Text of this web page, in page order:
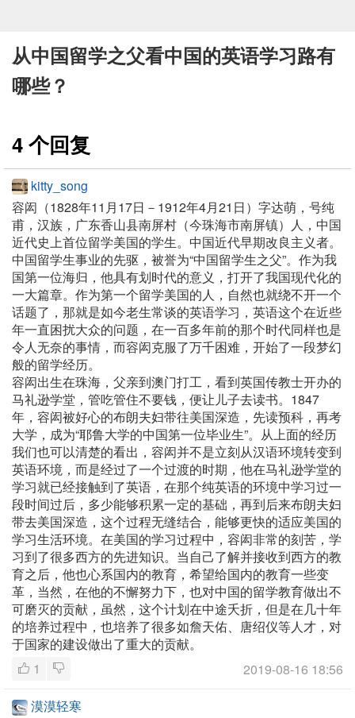
从中国留学之父看中国的英语学习路有
哪些？
4 个回复
kitty_song
容闳（1828年11月17日－1912年4月21日）字达萌，号纯
甫，汉族，广东香山县南屏村（今珠海市南屏镇）人，中国
近代史上首位留学美国的学生。中国近代早期改良主义者。
中国留学生事业的先驱，被誉为“中国留学生之父”。作为我
国第一位海归，他具有划时代的意义，打开了我国现代化的
一大篇章。作为第一个留学美国的人，自然也就绕不开一个
话题了，那就是如今老生常谈的英语学习，英语这个在近些
年一直困扰大众的问题，在一百多年前的那个时代同样也是
令人无奈的事情，而容闳克服了万千困难，开始了一段梦幻
般的留学经历。
容闳出生在珠海，父亲到澳门打工，看到英国传教士开办的
马礼逊学堂，管吃管住不要钱，便让儿子去读书。1847
年，容闳被好心的布朗夫妇带往美国深造，先读预科，再考
大学，成为“耶鲁大学的中国第一位毕业生”。从上面的经历
我们也可以清楚的看出，容闳并不是立刻从汉语环境转变到
英语环境，而是经过了一个过渡的时期，他在马礼逊学堂的
学习就已经接触到了英语，在那个纯英语的环境中学习过一
段时间过后，多少能够积累一定的基础，再到后来布朗夫妇
带去美国深造，这个过程无缝结合，能够更快的适应美国的
学习生活环境。在美国的学习过程中，容闳非常的刻苦，学
习到了很多西方的先进知识。当自己了解并接收到西方的教
育之后，他也心系国内的教育，希望给国内的教育一些变
革，当然，在他的不懈努力下，也对中国的留学教育做出不
可磨灭的贡献，虽然，这个计划在中途夭折，但是在几十年
的培养过程中，也培养了很多如詹天佑、唐绍仪等人才，对
于国家的建设做出了重大的贡献。
1
2019-08-16 18:56
漠漠轻寒